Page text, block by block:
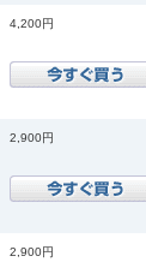
4,200円
2,900円
2,900円